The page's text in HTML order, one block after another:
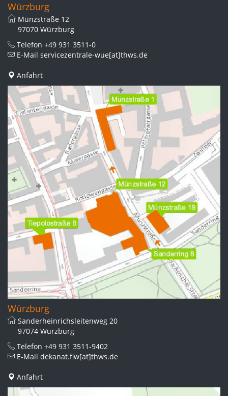
Würzburg
Münzstraße 12
97070 Würzburg
Telefon +49 931 3511-0
E-Mail servicezentrale-wue[at]thws.de
Anfahrt
Würzburg
Sanderheinrichsleitenweg 20
97074 Würzburg
Telefon +49 931 3511-9402
E-Mail dekanat.fiw[at]thws.de
Anfahrt